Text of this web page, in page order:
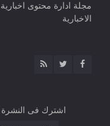
مجلة ادارة محتوى
الاخبارية
اشترك فى النشرة